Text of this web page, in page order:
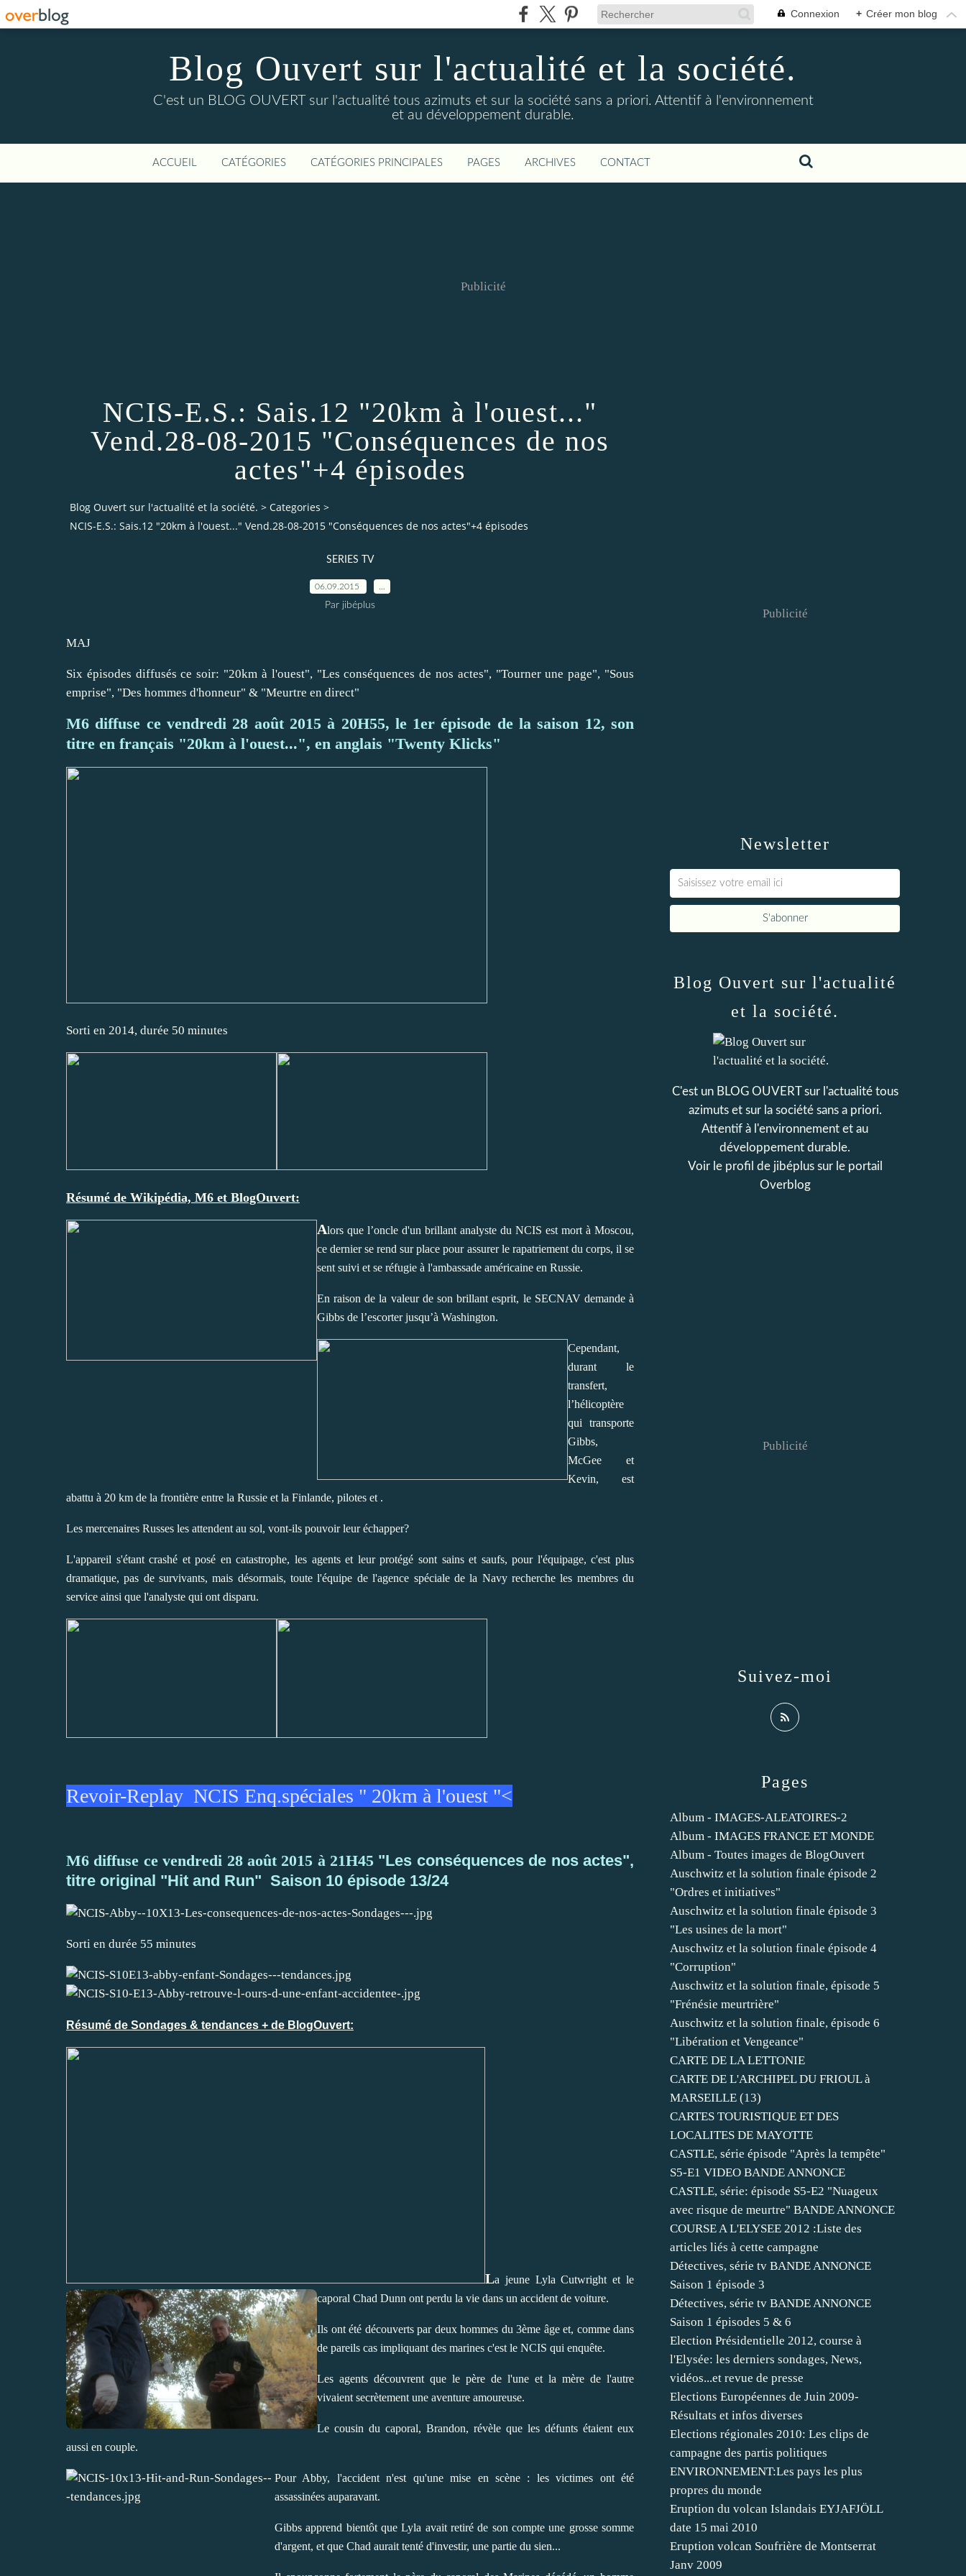
Connexion + Créer mon blog
Blog Ouvert sur l'actualité et la société.
C'est un BLOG OUVERT sur l'actualité tous azimuts et sur la société sans a priori. Attentif à l'environnement
et au développement durable.
ACCUEIL CATÉGORIES CATÉGORIES PRINCIPALES PAGES ARCHIVES CONTACT
Publicité
NCIS-E.S.: Sais.12 "20km à l'ouest..."
Vend.28-08-2015 "Conséquences de nos
actes"+4 épisodes
Blog Ouvert sur l'actualité et la société. > Categories >
NCIS-E.S.: Sais.12 "20km à l'ouest..." Vend.28-08-2015 "Conséquences de nos actes"+4 épisodes
SERIES TV
06.09.2015
Par jibéplus
MAJ
Six épisodes diffusés ce soir: "20km à l'ouest", "Les conséquences de nos actes", "Tourner une page", "Sous
emprise", "Des hommes d'honneur" & "Meurtre en direct"
M6 diffuse ce vendredi 28 août 2015 à 20H55, le 1er épisode de la saison 12, son
titre en français "20km à l'ouest...", en anglais "Twenty Klicks"
Sorti en 2014, durée 50 minutes
Résumé de Wikipédia, M6 et BlogOuvert:
Alors que l’oncle d'un brillant analyste du NCIS est mort à Moscou,
ce dernier se rend sur place pour assurer le rapatriement du corps, il se
sent suivi et se réfugie à l'ambassade américaine en Russie.
En raison de la valeur de son brillant esprit, le SECNAV demande à
Gibbs de l’escorter jusqu’à Washington.
Cependant,
durant le
transfert,
l’hélicoptère
qui transporte
Gibbs,
McGee et
Kevin, est
abattu à 20 km de la frontière entre la Russie et la Finlande, pilotes et .
Les mercenaires Russes les attendent au sol, vont-ils pouvoir leur échapper?
L'appareil s'étant crashé et posé en catastrophe, les agents et leur protégé sont sains et saufs, pour l'équipage, c'est plus
dramatique, pas de survivants, mais désormais, toute l'équipe de l'agence spéciale de la Navy recherche les membres du
service ainsi que l'analyste qui ont disparu.
Revoir-Replay NCIS Enq.spéciales " 20km à l'ouest "<
M6 diffuse ce vendredi 28 août 2015 à 21H45 "Les conséquences de nos actes",
titre original "Hit and Run" Saison 10 épisode 13/24
Sorti en durée 55 minutes
Résumé de Sondages & tendances + de BlogOuvert:
La jeune Lyla Cutwright et le
caporal Chad Dunn ont perdu la vie dans un accident de voiture.
Ils ont été découverts par deux hommes du 3ème âge et, comme dans
de pareils cas impliquant des marines c'est le NCIS qui enquête.
Les agents découvrent que le père de l'une et la mère de l'autre
vivaient secrètement une aventure amoureuse.
Le cousin du caporal, Brandon, révèle que les défunts étaient eux
aussi en couple.
Pour Abby, l'accident n'est qu'une mise en scène : les victimes ont été
assassinées auparavant.
Gibbs apprend bientôt que Lyla avait retiré de son compte une grosse somme
d'argent, et que Chad aurait tenté d'investir, une partie du sien...
Newsletter
Publicité
Pages
Album - IMAGES-ALEATOIRES-2
Album - IMAGES FRANCE ET MONDE
Album - Toutes images de BlogOuvert
Auschwitz et la solution finale épisode 2
"Ordres et initiatives"
Auschwitz et la solution finale épisode 3
"Les usines de la mort"
Auschwitz et la solution finale épisode 4
"Corruption"
Auschwitz et la solution finale, épisode 5
"Frénésie meurtrière"
Auschwitz et la solution finale, épisode 6
"Libération et Vengeance"
CARTE DE LA LETTONIE
CARTE DE L'ARCHIPEL DU FRIOUL à
MARSEILLE (13)
CARTES TOURISTIQUE ET DES
LOCALITES DE MAYOTTE
CASTLE, série épisode "Après la tempête"
S5-E1 VIDEO BANDE ANNONCE
CASTLE, série: épisode S5-E2 "Nuageux
avec risque de meurtre" BANDE ANNONCE
COURSE A L'ELYSEE 2012 :Liste des
articles liés à cette campagne
Détectives, série tv BANDE ANNONCE
Saison 1 épisode 3
Détectives, série tv BANDE ANNONCE
Saison 1 épisodes 5 & 6
Election Présidentielle 2012, course à
l'Elysée: les derniers sondages, News,
vidéos...et revue de presse
Elections Européennes de Juin 2009-
Résultats et infos diverses
Elections régionales 2010: Les clips de
campagne des partis politiques
ENVIRONNEMENT:Les pays les plus
propres du monde
Eruption du volcan Islandais EYJAFJÖLL
date 15 mai 2010
Eruption volcan Soufrière de Montserrat
Janv 2009
Blog Ouvert sur l'actualité
et la société.
C'est un BLOG OUVERT sur l'actualité tous
azimuts et sur la société sans a priori.
Attentif à l'environnement et au
développement durable.
Voir le profil de jibéplussur le portail
Overblog
Suivez-moi
Publicité